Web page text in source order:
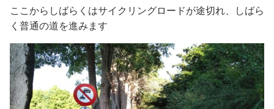
ここからしばらくはサイクリングロードが途切れ、しばら
く普通の道を進みます